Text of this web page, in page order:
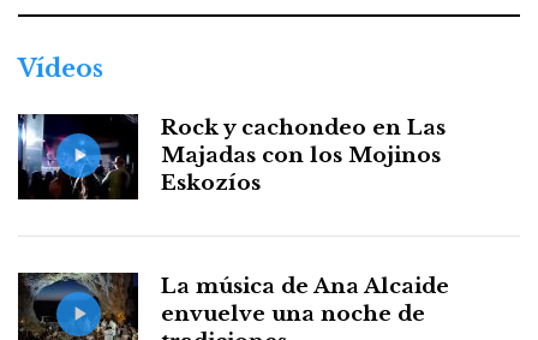
Vídeos
Rock y cachondeo en Las
Majadas con los Mojinos
Eskozíos
La música de Ana Alcaide
envuelve una noche de